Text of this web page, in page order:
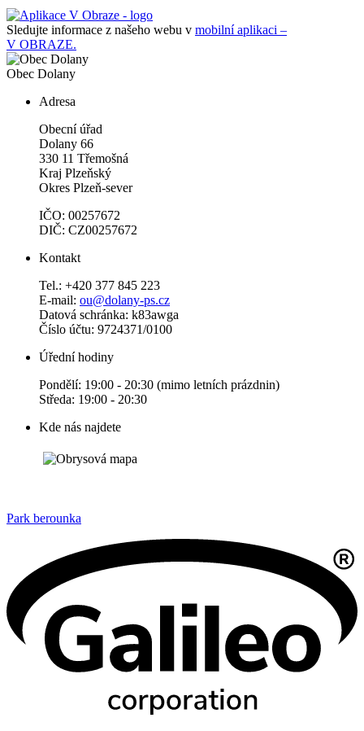
Sledujte informace z našeho webu v mobilní aplikaci –
V OBRAZE.
Obec Dolany
Adresa
Obecní úřad
Dolany 66
330 11 Třemošná
Kraj Plzeňský
Okres Plzeň-sever
IČO: 00257672
DIČ: CZ00257672
Kontakt
Tel.: +420 377 845 223
E-mail: ou@dolany-ps.cz
Datová schránka: k83awga
Číslo účtu: 9724371/0100
Úřední hodiny
Pondělí: 19:00 - 20:30 (mimo letních prázdnin)
Středa: 19:00 - 20:30
Kde nás najdete
Park berounka